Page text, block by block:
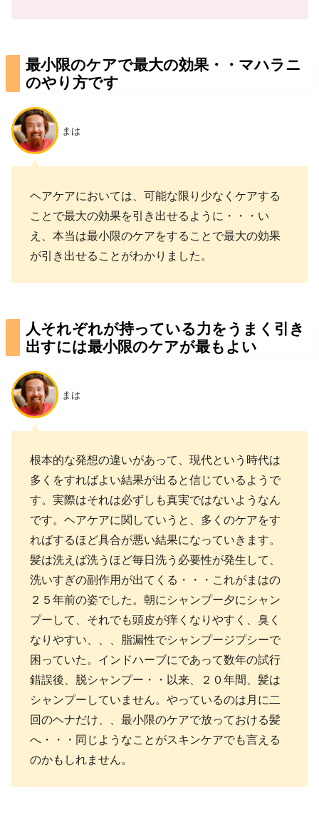
最小限のケアで最大の効果・・マハラニ
のやり方です
まは
ヘアケアにおいては、可能な限り少なくケアする
ことで最大の効果を引き出せるように・・・い
え、本当は最小限のケアをすることで最大の効果
が引き出せることがわかりました。
人それぞれが持っている力をうまく引き
出すには最小限のケアが最もよい
まは
根本的な発想の違いがあって、現代という時代は
多くをすればよい結果が出ると信じているようで
す。実際はそれは必ずしも真実ではないようなん
です。ヘアケアに関していうと、多くのケアをす
ればするほど具合が悪い結果になっていきます。
髪は洗えば洗うほど毎日洗う必要性が発生して、
洗いすぎの副作用が出てくる・・・これがまはの
２５年前の姿でした。朝にシャンプー夕にシャン
プーして、それでも頭皮が痒くなりやすく、臭く
なりやすい、、、脂漏性でシャンプージプシーで
困っていた。インドハーブにであって数年の試行
錯誤後、脱シャンプー・・以来、２０年間、髪は
シャンプーしていません。やっているのは月に二
回のヘナだけ、、最小限のケアで放っておける髪
へ・・・同じようなことがスキンケアでも言える
のかもしれません。